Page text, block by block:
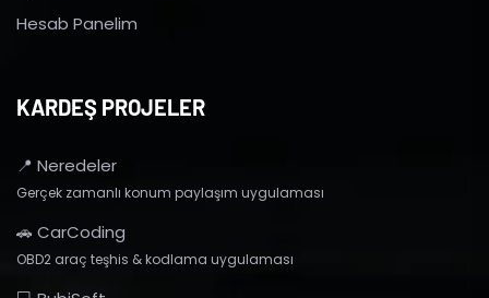
Hesab Panelim
KARDEŞ PROJELER
📍 Neredeler
Gerçek zamanlı konum paylaşım uygulaması
🚗 CarCoding
OBD2 araç teşhis & kodlama uygulaması